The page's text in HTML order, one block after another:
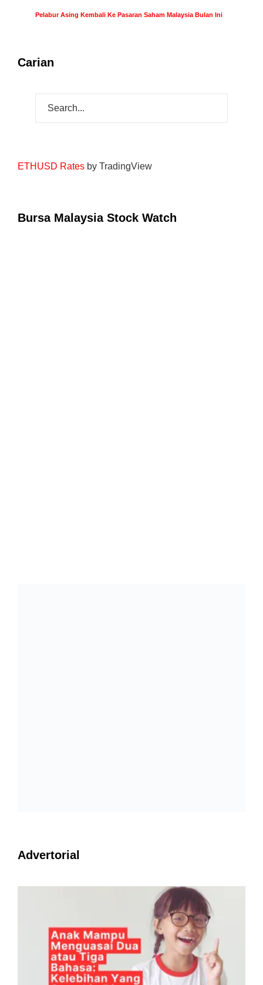
Pelabur Asing Kembali Ke Pasaran Saham Malaysia Bulan Ini
Carian
ETHUSD Rates by TradingView
Bursa Malaysia Stock Watch
Advertorial